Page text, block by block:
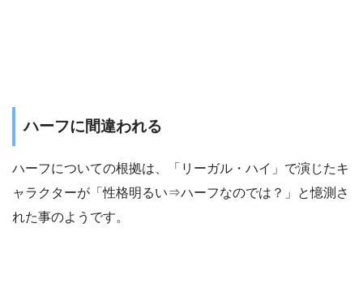
ハーフに間違われる
ハーフについての根拠は、「リーガル・ハイ」で演じたキ
ャラクターが「性格明るい⇒ハーフなのでは？」と憶測さ
れた事のようです。